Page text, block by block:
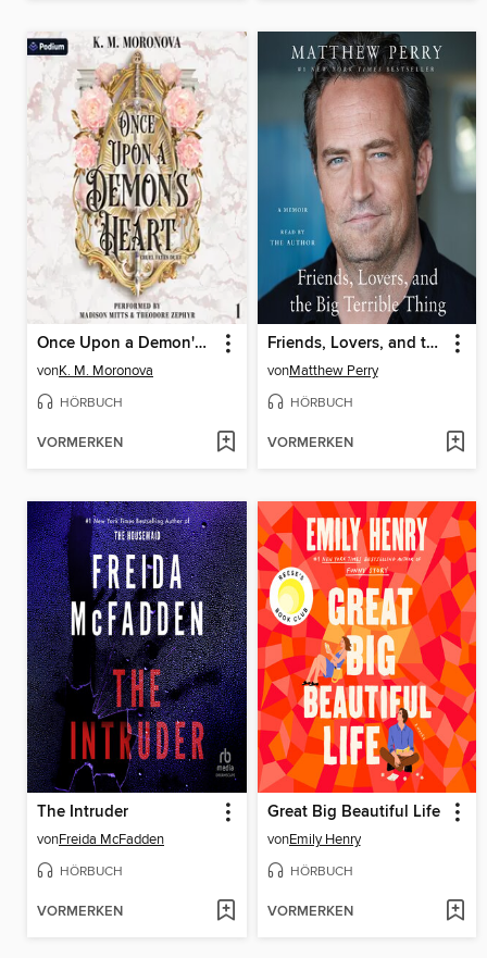
Once Upon a Demon's Heart
vonK. M. Moronova
HÖRBUCH
VORMERKEN
Friends, Lovers, and the Big Terrible Thing
vonMatthew Perry
HÖRBUCH
VORMERKEN
The Intruder
vonFreida McFadden
HÖRBUCH
VORMERKEN
Great Big Beautiful Life
vonEmily Henry
HÖRBUCH
VORMERKEN